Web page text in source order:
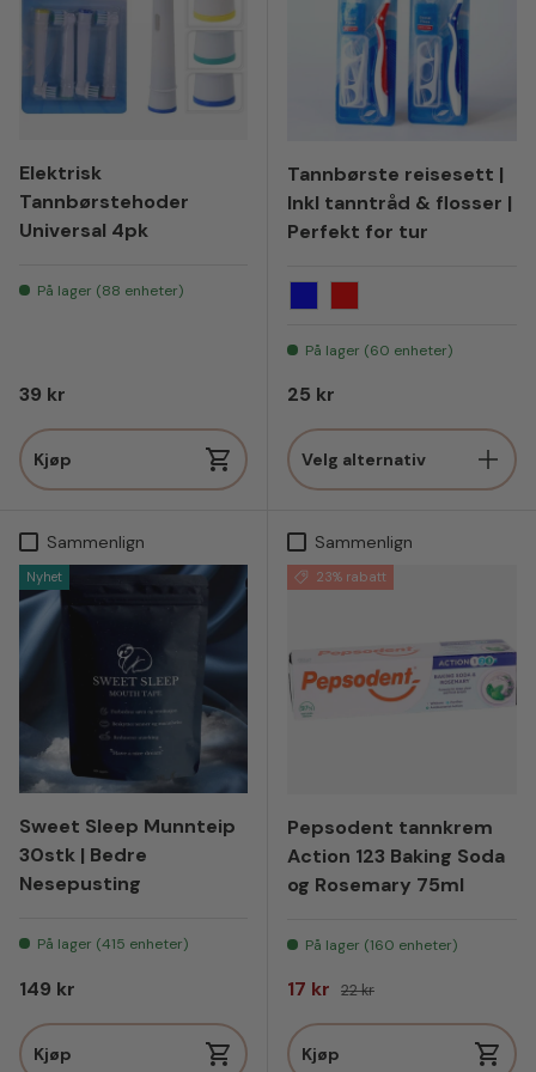
Elektrisk
Tannbørstehoder
Universal 4pk
På lager (88 enheter)
Vanlig pris
39 kr
Kjøp
Tannbørste reisesett |
Inkl tanntråd & flosser |
Perfekt for tur
På lager (60 enheter)
Vanlig pris
25 kr
Velg alternativ
Sammenlign
Nyhet
Sweet Sleep Munnteip
30stk | Bedre
Nesepusting
På lager (415 enheter)
Vanlig pris
149 kr
Kjøp
Sammenlign
23% rabatt
Pepsodent tannkrem
Action 123 Baking Soda
og Rosemary 75ml
På lager (160 enheter)
Salgspris
17 kr Vanlig pris
22 kr
Kjøp